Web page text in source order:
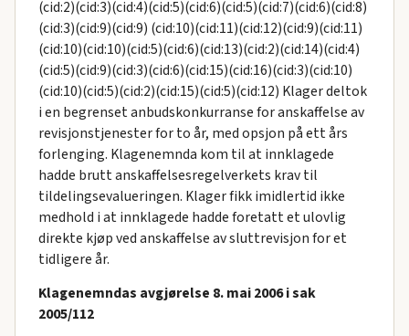
(cid:2)(cid:3)(cid:4)(cid:5)(cid:6)(cid:5)(cid:7)(cid:6)(cid:8)
(cid:3)(cid:9)(cid:9) (cid:10)(cid:11)(cid:12)(cid:9)(cid:11)
(cid:10)(cid:10)(cid:5)(cid:6)(cid:13)(cid:2)(cid:14)(cid:4)
(cid:5)(cid:9)(cid:3)(cid:6)(cid:15)(cid:16)(cid:3)(cid:10)
(cid:10)(cid:5)(cid:2)(cid:15)(cid:5)(cid:12) Klager deltok
i en begrenset anbudskonkurranse for anskaffelse av
revisjonstjenester for to år, med opsjon på ett års
forlenging. Klagenemnda kom til at innklagede
hadde brutt anskaffelsesregelverkets krav til
tildelingsevalueringen. Klager fikk imidlertid ikke
medhold i at innklagede hadde foretatt et ulovlig
direkte kjøp ved anskaffelse av sluttrevisjon for et
tidligere år.
Klagenemndas avgjørelse 8. mai 2006 i sak
2005/112